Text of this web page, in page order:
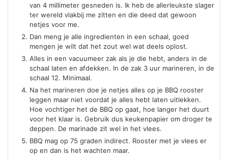
van 4 millimeter gesneden is. Ik heb de allerleukste slager
ter wereld vlakbij me zitten en die deed dat gewoon
netjes voor me.
Dan meng je alle ingredienten in een schaal, goed
mengen je wilt dat het zout wel wat deels oplost.
Alles in een vacuumeer zak als je die hebt, anders in de
schaal laten en afdekken. In de zak 3 uur marineren, in de
schaal 12. Minimaal.
Na het marineren doe je netjes alles op je BBQ rooster
leggen maar niet voordat je alles hebt laten uitlekken.
Hoe vochtiger het de BBQ op gaat, hoe langer het duurt
voor het klaar is. Gebruik dus keukenpapier om droger te
deppen. De marinade zit wel in het vlees.
BBQ mag op 75 graden indirect. Rooster met je vlees er
op en dan is het wachten maar.